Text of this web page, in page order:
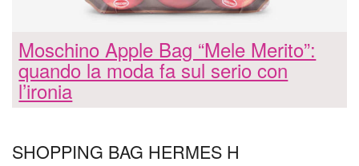
Moschino Apple Bag “Mele Merito”:
quando la moda fa sul serio con
l’ironia
SHOPPING BAG HERMES H